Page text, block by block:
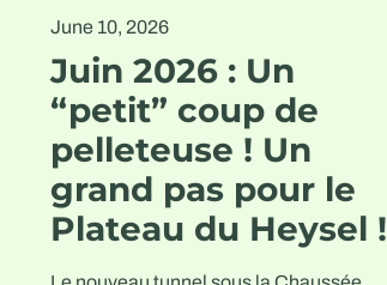
June 10, 2026
Juin 2026 : Un
“petit” coup de
pelleteuse ! Un
grand pas pour le
Plateau du Heysel !